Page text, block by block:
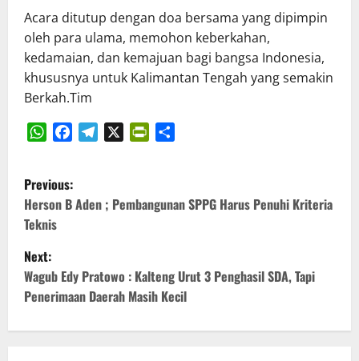
Acara ditutup dengan doa bersama yang dipimpin
oleh para ulama, memohon keberkahan,
kedamaian, dan kemajuan bagi bangsa Indonesia,
khususnya untuk Kalimantan Tengah yang semakin
Berkah.Tim
P
o
s
t
n
Previous:
Herson B Aden ; Pembangunan SPPG Harus Penuhi Kriteria
Teknis
Next:
Wagub Edy Pratowo : Kalteng Urut 3 Penghasil SDA, Tapi
Penerimaan Daerah Masih Kecil